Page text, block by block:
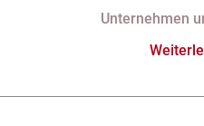
Unternehmen